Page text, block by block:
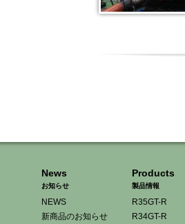
News
お知らせ
NEWS
新商品のお知らせ
Products
製品情報
R35GT-R
R34GT-R